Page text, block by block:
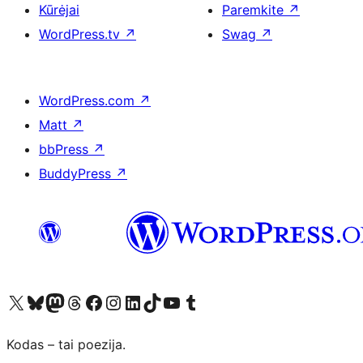
Kūrėjai
WordPress.tv ↗
Paremkite ↗
Swag ↗
WordPress.com ↗
Matt ↗
bbPress ↗
BuddyPress ↗
Visit our X (formerly Twitter) account
Apsilankykite mūsų Bluesky paskyroje
Visit our Mastodon account
Apsilankykite mūsų Threads paskyroje
Visit our Facebook page
Visit our Instagram account
Visit our LinkedIn account
Apsilankykite mūsų TikTok paskyroje
Visit our YouTube channel
Apsilankykite mūsų Tumblr paskyroje
Kodas – tai poezija.